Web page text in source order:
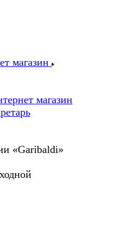
магазин
магазин
«Garibaldi»